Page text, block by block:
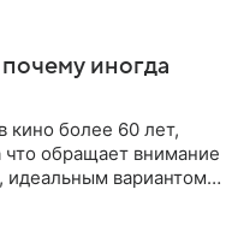
иногда
кино более 60 лет,
что обращает внимание
идеальным вариантом